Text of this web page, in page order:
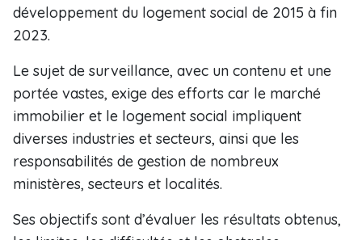
développement du logement social de 2015 à fin
2023.
Le sujet de surveillance, avec un contenu et une
portée vastes, exige des efforts car le marché
immobilier et le logement social impliquent
diverses industries et secteurs, ainsi que les
responsabilités de gestion de nombreux
ministères, secteurs et localités.
Ses objectifs sont d’évaluer les résultats obtenus,